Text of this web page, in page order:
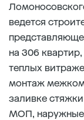
ведется
на 306
теплых
монтаж
заливке
МОП, наружные